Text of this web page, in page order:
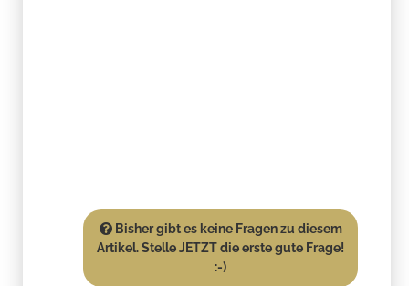
Bisher gibt es keine Fragen zu diesem
Artikel. Stelle JETZT die erste gute Frage!
:-)